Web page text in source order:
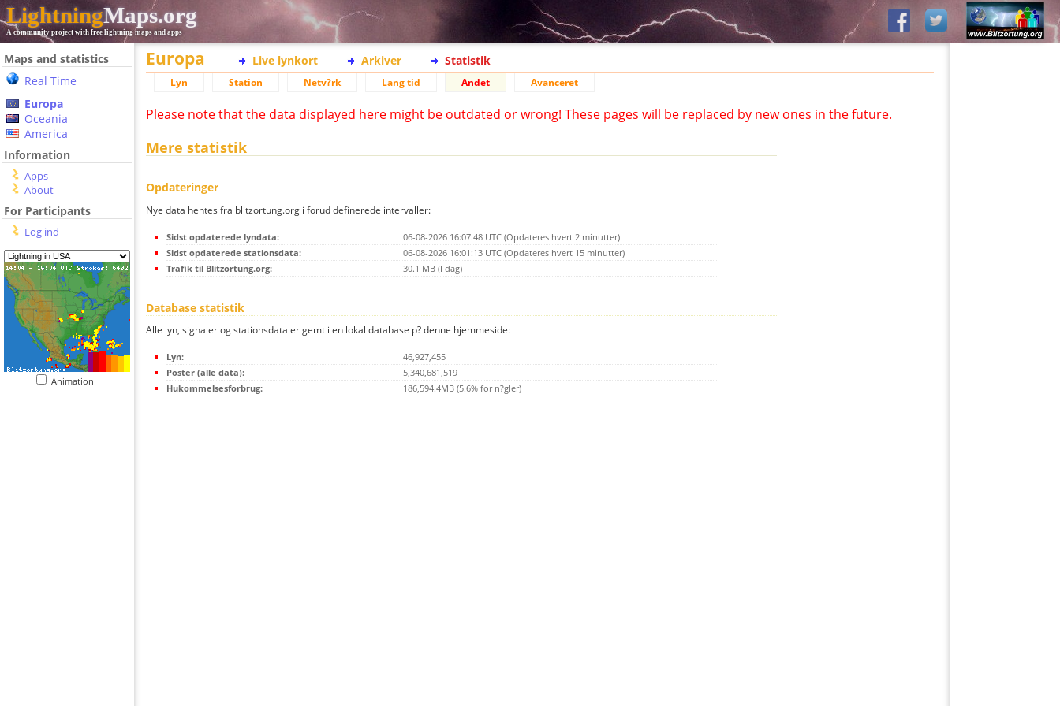
LightningMaps.org
A community project with free lightning maps and apps
Maps and statistics
Real Time
Europa
Oceania
America
Information
Apps
About
For Participants
Log ind
Animation
Europa Live lynkort Arkiver Statistik
Lyn Station Netv?rk Lang tid Andet Avanceret
Please note that the data displayed here might be outdated or wrong! These pages will be replaced by new ones in the future.
Mere statistik
Opdateringer
Nye data hentes fra blitzortung.org i forud definerede intervaller:
Sidst opdaterede lyndata:
06-08-2026 16:07:48 UTC (Opdateres hvert 2 minutter)
Sidst opdaterede stationsdata:
06-08-2026 16:01:13 UTC (Opdateres hvert 15 minutter)
Trafik til Blitzortung.org:
30.1 MB (I dag)
Database statistik
Alle lyn, signaler og stationsdata er gemt i en lokal database p? denne hjemmeside:
Lyn:
46,927,455
Poster (alle data):
5,340,681,519
Hukommelsesforbrug:
186,594.4MB (5.6% for n?gler)